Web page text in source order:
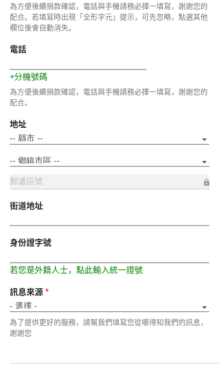
為方便後續捐款確認，電話與手機請務必擇一填寫，謝謝您的
配合。若填寫時出現「全形字元」提示，可先忽略，點選其他
欄位後會自動消失。
電話
+分機號碼
為方便後續捐款確認，電話與手機請務必擇一填寫，謝謝您的
配合。
地址
街道地址
身份證字號
若您是外籍人士，點此輸入統一證號
訊息來源 *
為了提供更好的服務，請幫我們填寫您從哪得知我們的訊息，
謝謝您